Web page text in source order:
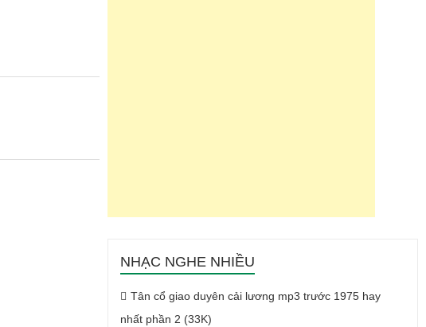
NHẠC NGHE NHIỀU
Tân cổ giao duyên cải lương mp3 trước 1975 hay
nhất phần 2 (33K)